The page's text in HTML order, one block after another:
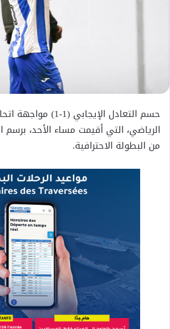
حسم التعادل
الرياضي، التي أقيمت مساء الأحد، برسم
من البطولة الاحترافية.